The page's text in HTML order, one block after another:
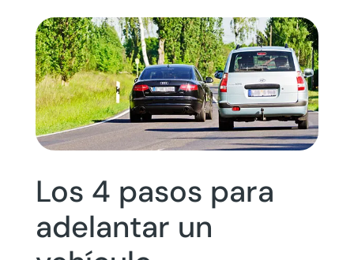
Los 4 pasos para
adelantar un